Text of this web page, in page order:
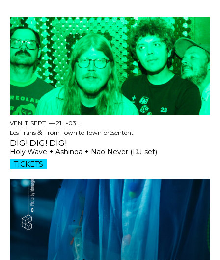
VEN. 11 SEPT. — 21H-03H
Les Trans & From Town to Town présentent
DIG! DIG! DIG!
Holy Wave + Ashinoa + Nao Never (DJ-set)
TICKETS